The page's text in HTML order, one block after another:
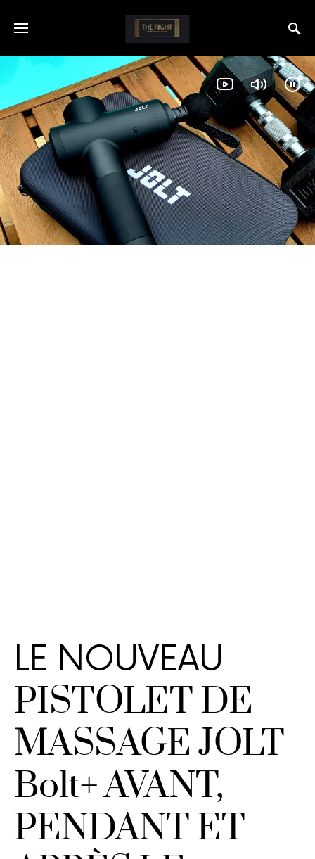
LE NOUVEAU
PISTOLET DE
MASSAGE JOLT
Bolt+ AVANT,
PENDANT ET